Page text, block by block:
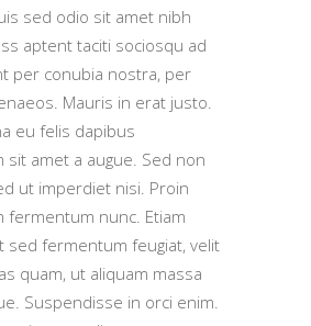
sed odio sit amet nibh
aptent taciti sociosqu ad
per conubia nostra, per
Mauris in erat justo.
eu felis dapibus
sit amet a augue. Sed non
ut imperdiet nisi. Proin
fermentum nunc. Etiam
sed fermentum feugiat, velit
quam, ut aliquam massa
Suspendisse in orci enim.